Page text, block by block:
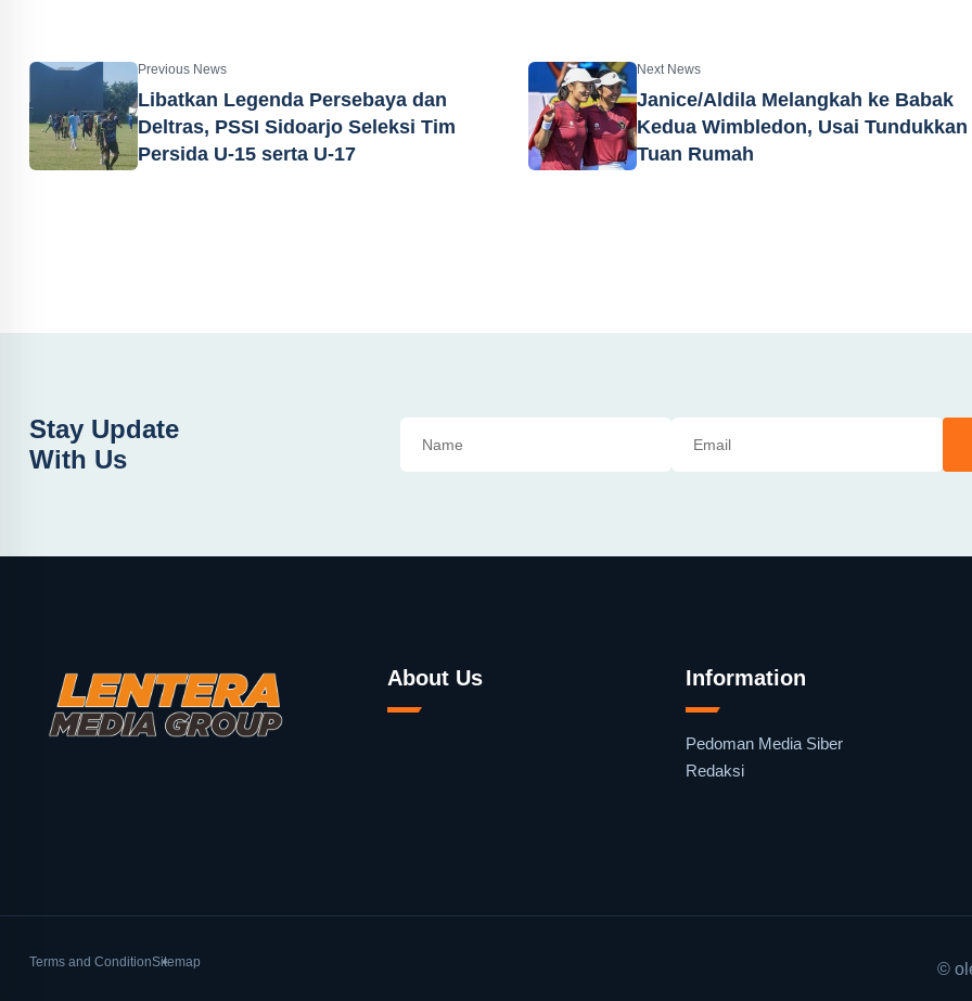
Previous News
Libatkan Legenda Persebaya dan
Deltras, PSSI Sidoarjo Seleksi Tim
Persida U-15 serta U-17
Next News
Janice/Aldila Melangkah ke Babak
Kedua Wimbledon, Usai Tundukkan
Tuan Rumah
Stay Update
With Us
About Us Information
Pedoman Media Siber
Redaksi
Terms and ConditionSitemap ©